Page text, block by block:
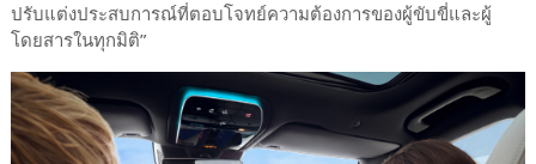
ปรับแต่งประสบการณ์ที่ตอบโจทย์ความต้องการของผู้ขับขี่และผู้
โดยสารในทุกมิติ”